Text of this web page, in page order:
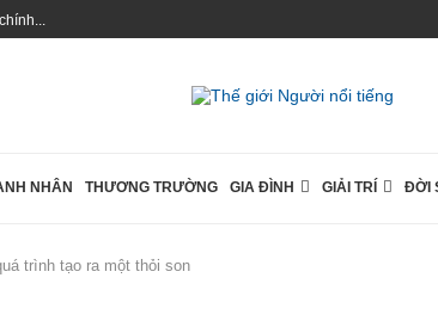
NHÂN THƯƠNG TRƯỜNG GIA ĐÌNH GIẢI TRÍ ĐỜI
trình tạo ra một thỏi son